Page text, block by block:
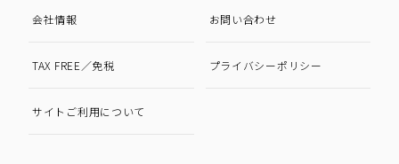
会社情報 お問い合わせ
TAX FREE／免税 プライバシーポリシー
サイトご利用について